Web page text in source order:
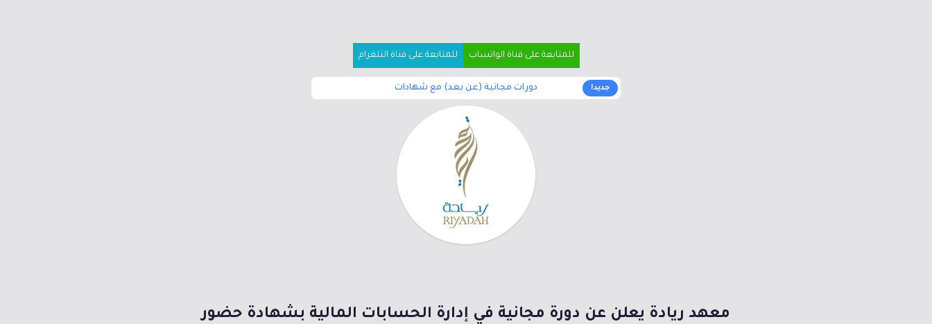
للمتابعة على قناة الواتساب للمتابعة على قناة التلغرام
جديد! دورات مجانية (عن بعد) مع شهادات
معهد ريادة يعلن عن دورة مجانية في إدارة الحسابات المالية بشهادة حضور